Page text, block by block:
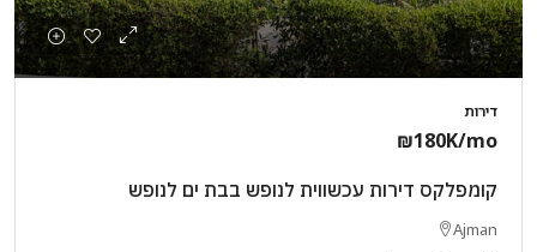
דירות
₪180K/mo
קומפלקס דירות עכשווית לנופש בבת ים לנופש
Ajman